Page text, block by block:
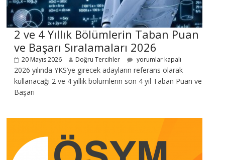
2 ve 4 Yıllık Bölümlerin Taban Puan
ve Başarı Sıralamaları 2026
20 Mayıs 2026 Doğru Tercihler yorumlar kapalı
2026 yılında YKS’ye girecek adayların referans olarak
kullanacağı 2 ve 4 yıllık bölümlerin son 4 yıl Taban Puan ve
Başarı